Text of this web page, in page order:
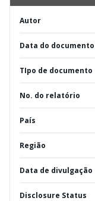
Autor
Data do documento
TIpo de documento
No. do relatório
País
Região
Data de divulgação
Disclosure Status